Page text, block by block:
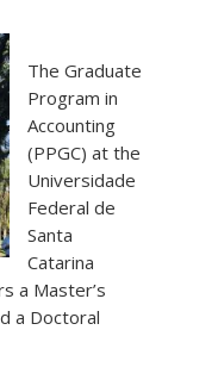
The Graduate
Program in
Accounting
(PPGC) at the
Universidade
Federal de
Santa
Catarina
a Master’s
a Doctoral